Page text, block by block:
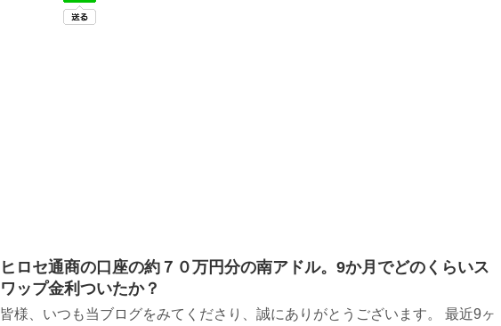
ヒロセ通商の口座の約７０万円分の南アドル。9か月でどのくらいス
ワップ金利ついたか？
皆様、いつも当ブログをみてくださり、誠にありがとうございます。 最近9ヶ